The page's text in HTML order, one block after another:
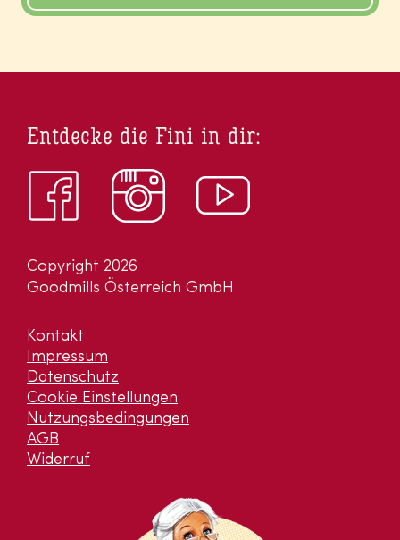
Copyright 2026
Goodmills Österreich GmbH
Kontakt
Impressum
Datenschutz
Cookie Einstellungen
Nutzungsbedingungen
AGB
Widerruf
Entdecke die Fini in dir: